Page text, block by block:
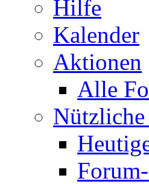
Hilfe
Kalender
Aktionen
Alle